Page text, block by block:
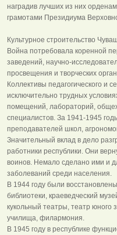
наградив лучших из них
грамотами Президиума
Культурное строительство
Война потребовала коренной
заведений, научно-
просвещения и творческих
Коллективы педагогического и
исключительно трудных
помещений, лабораторий,
специалистов. За 1941-1945
преподавателей школ,
Значительный вклад в дело
работники республики. Они
воинов. Немало сделано ими и
заболеваний среди населения.
В 1944 году были
библиотеки, краеведческий
кукольный театры, театр юного
училища, филармония.
В 1945 году в республике